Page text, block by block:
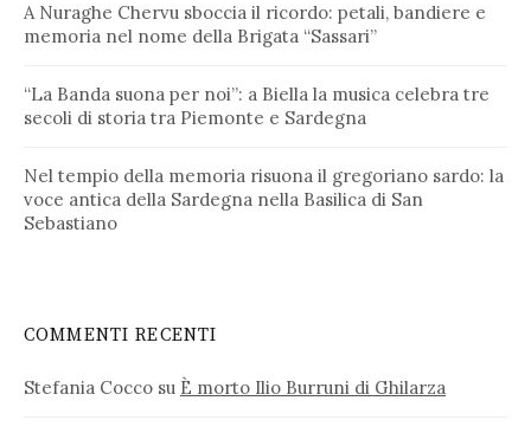
A Nuraghe Chervu sboccia il ricordo: petali, bandiere e
memoria nel nome della Brigata “Sassari”
“La Banda suona per noi”: a Biella la musica celebra tre
secoli di storia tra Piemonte e Sardegna
Nel tempio della memoria risuona il gregoriano sardo: la
voce antica della Sardegna nella Basilica di San
Sebastiano
COMMENTI RECENTI
Stefania Cocco su È morto Ilio Burruni di Ghilarza